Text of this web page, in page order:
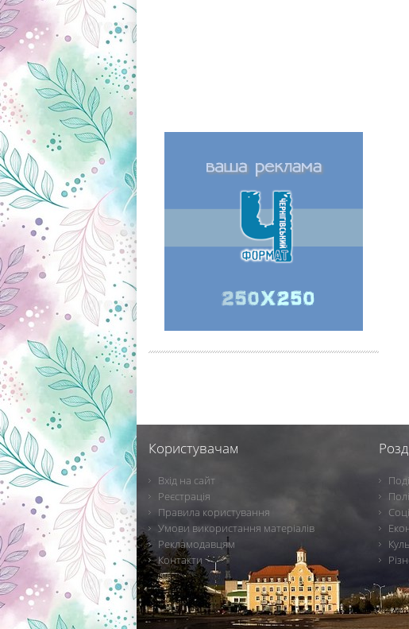
Користувачам
Вхід на сайт
Реєстрація
Правила користування
Умови використання матеріалів
Рекламодавцям
Контакти